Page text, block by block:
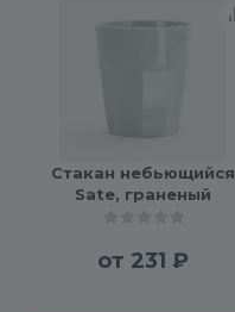
Стакан небьющийся
Sate, граненый
от 231 ₽